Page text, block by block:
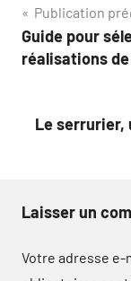
de
Publication
Guide pour
réalisations
Le serrurier,
Laisser un
Votre adresse e-